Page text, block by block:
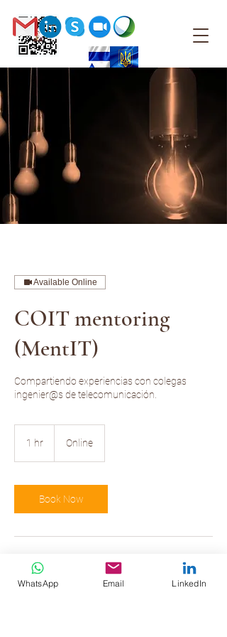
Available Online
COIT mentoring
(MentIT)
Compartiendo experiencias con colegas
ingenier@s de telecomunicación.
1 hr Online
Book Now
Service Description
WhatsApp Email LinkedIn